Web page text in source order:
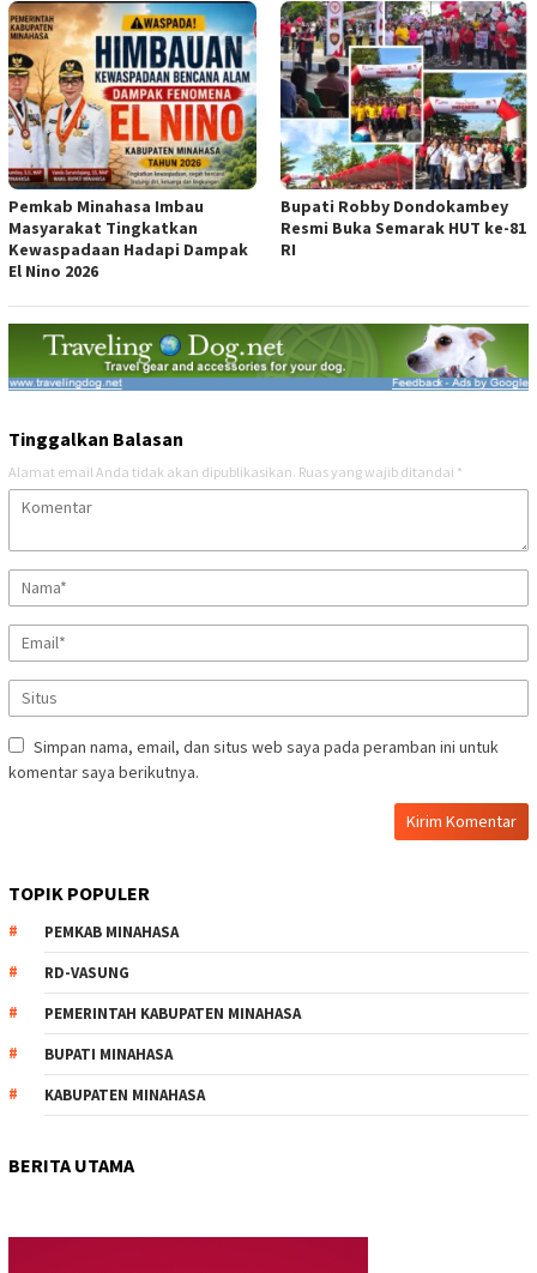
Pemkab Minahasa Imbau
Masyarakat Tingkatkan
Kewaspadaan Hadapi Dampak
El Nino 2026
Bupati Robby Dondokambey
Resmi Buka Semarak HUT ke-81
RI
Tinggalkan Balasan
Alamat email Anda tidak akan dipublikasikan. Ruas yang wajib ditandai *
Simpan nama, email, dan situs web saya pada peramban ini untuk
komentar saya berikutnya.
TOPIK POPULER
PEMKAB MINAHASA
RD-VASUNG
PEMERINTAH KABUPATEN MINAHASA
BUPATI MINAHASA
KABUPATEN MINAHASA
BERITA UTAMA